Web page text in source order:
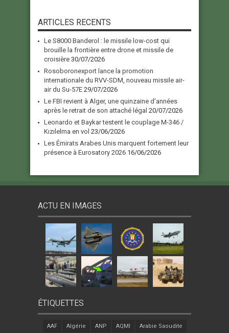
ARTICLES RECENTS
Le S8000 Banderol : le missile low-cost qui
brouille la frontière entre drone et missile de
croisière 30/07/2026
Rosoboronexport lance la promotion
internationale du RVV-SDM, nouveau missile air-
air du Su-57E 29/07/2026
Le FBI revient à Alger, une quinzaine d’années
après le retrait de son attaché légal 20/07/2026
Leonardo et Baykar testent le couplage M-346 /
Kızılelma en vol 23/06/2026
Les Émirats Arabes Unis marquent fortement leur
présence à Eurosatory 2026 16/06/2026
ACTU EN IMAGES
ÉTIQUETTES
AAF Algérie ANP AQMI Arabie Saoudite